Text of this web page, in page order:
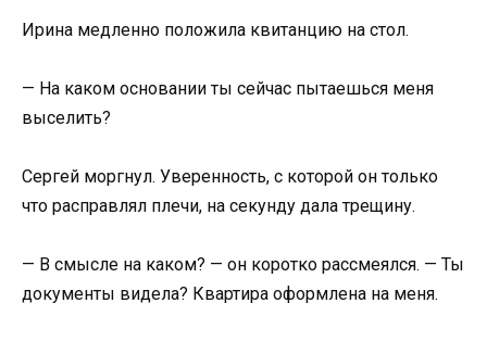
Ирина медленно положила квитанцию на стол.
— На каком основании ты сейчас пытаешься меня
выселить?
Сергей моргнул. Уверенность, с которой он только
что расправлял плечи, на секунду дала трещину.
— В смысле на каком? — он коротко рассмеялся. — Ты
документы видела? Квартира оформлена на меня.